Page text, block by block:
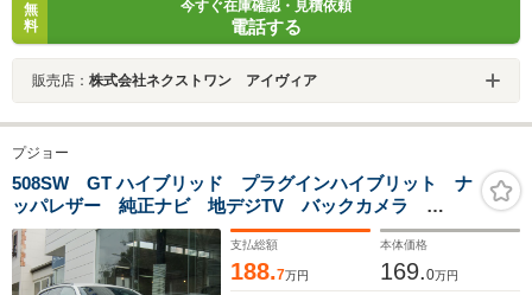
無
料
今すぐ在庫確認・見積依頼
電話する
販売店： 株式会社ネクストワン アイヴィア
プジョー
508SW GT ハイブリッド プラグインハイブリット ナ
ッパレザー 純正ナビ 地デジTV バックカメラ
ETC ACC FOCALサウンド LEDヘッドライト パワ
ーテールゲート
支払総額
188.7万円
本体価格
169.0万円